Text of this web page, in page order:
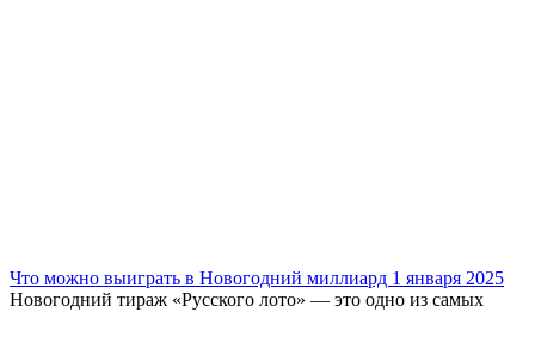
Что можно выиграть в Новогодний миллиард 1 января 2025
Новогодний тираж «Русского лото» — это одно из самых